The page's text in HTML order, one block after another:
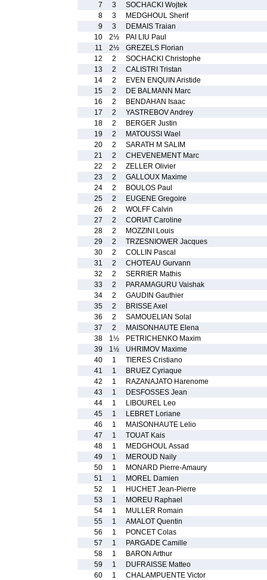
7
3
SOCHACKI Wojtek
8
3
MEDGHOUL Sherif
9
3
DEMAIS Traian
10
2½
PAI LIU Paul
11
2½
GREZELS Florian
12
2
SOCHACKI Christophe
13
2
CALISTRI Tristan
14
2
EVEN ENQUIN Aristide
15
2
DE BALMANN Marc
16
2
BENDAHAN Isaac
17
2
YASTREBOV Andrey
18
2
BERGER Justin
19
2
MATOUSSI Wael
20
2
SARATH M SALIM
21
2
CHEVENEMENT Marc
22
2
ZELLER Olivier
23
2
GALLOUX Maxime
24
2
BOULOS Paul
25
2
EUGENE Gregoire
26
2
WOLFF Calvin
27
2
CORIAT Caroline
28
2
MOZZINI Louis
29
2
TRZESNIOWER Jacques
30
2
COLLIN Pascal
31
2
CHOTEAU Gurvann
32
2
SERRIER Mathis
33
2
PARAMAGURU Vaishak
34
2
GAUDIN Gauthier
35
2
BRISSE Axel
36
2
SAMOUELIAN Solal
37
2
MAISONHAUTE Elena
38
1½
PETRICHENKO Maxim
39
1½
UHRIMOV Maxime
40
1
TIERES Cristiano
41
1
BRUEZ Cyriaque
42
1
RAZANAJATO Harenome
43
1
DESFOSSES Jean
44
1
LIBOUREL Leo
45
1
LEBRET Loriane
46
1
MAISONHAUTE Lelio
47
1
TOUAT Kais
48
1
MEDGHOUL Assad
49
1
MEROUD Naily
50
1
MONARD Pierre-Amaury
51
1
MOREL Damien
52
1
HUCHET Jean-Pierre
53
1
MOREU Raphael
54
1
MULLER Romain
55
1
AMALOT Quentin
56
1
PONCET Colas
57
1
PARGADE Camille
58
1
BARON Arthur
59
1
DUFRAISSE Matteo
60
1
CHALAMPUENTE Victor